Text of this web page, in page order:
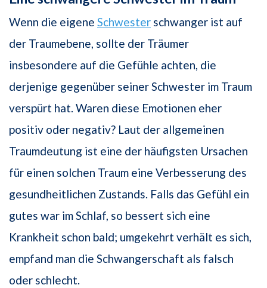
Wenn die eigene Schwester schwanger ist auf
der Traumebene, sollte der Träumer
insbesondere auf die Gefühle achten, die
derjenige gegenüber seiner Schwester im Traum
verspürt hat. Waren diese Emotionen eher
positiv oder negativ? Laut der allgemeinen
Traumdeutung ist eine der häufigsten Ursachen
für einen solchen Traum eine Verbesserung des
gesundheitlichen Zustands. Falls das Gefühl ein
gutes war im Schlaf, so bessert sich eine
Krankheit schon bald; umgekehrt verhält es sich,
empfand man die Schwangerschaft als falsch
oder schlecht.